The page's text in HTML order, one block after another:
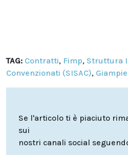
TAG: Contratti, Fimp, Struttura
Convenzionati (SISAC),
Se l'articolo ti è piaciuto
sui
nostri canali social